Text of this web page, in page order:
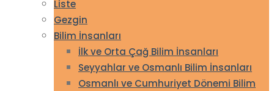
Liste
Gezgin
Bilim İnsanları
İlk ve Orta Çağ Bilim İnsanları
Seyyahlar ve Osmanlı Bilim İnsanları
Osmanlı ve Cumhuriyet Dönemi Bilim